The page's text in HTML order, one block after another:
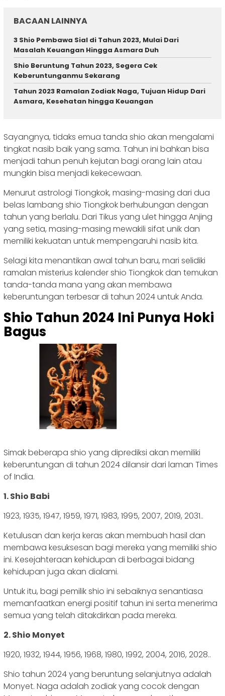
BACAAN LAINNYA
3 Shio Pembawa Sial di Tahun 2023, Mulai Dari
Masalah Keuangan Hingga Asmara Duh
Shio Beruntung Tahun 2023, Segera Cek
Keberuntunganmu Sekarang
Tahun 2023 Ramalan Zodiak Naga, Tujuan Hidup Dari
Asmara, Kesehatan hingga Keuangan
Sayangnya, tidaks emua tanda shio akan mengalami
tingkat nasib baik yang sama. Tahun ini bahkan bisa
menjadi tahun penuh kejutan bagi orang lain atau
mungkin bisa menjadi kekecewaan.
Menurut astrologi Tiongkok, masing-masing dari dua
belas lambang shio Tiongkok berhubungan dengan
tahun yang berlalu. Dari Tikus yang ulet hingga Anjing
yang setia, masing-masing mewakili sifat unik dan
memiliki kekuatan untuk mempengaruhi nasib kita.
Selagi kita menantikan awal tahun baru, mari selidiki
ramalan misterius kalender shio Tiongkok dan temukan
tanda-tanda mana yang akan membawa
keberuntungan terbesar di tahun 2024 untuk Anda.
Shio Tahun 2024 Ini Punya Hoki
Bagus
Simak beberapa shio yang diprediksi akan memiliki
keberuntungan di tahun 2024 dilansir dari laman Times
of India.
1. Shio Babi
1923, 1935, 1947, 1959, 1971, 1983, 1995, 2007, 2019, 2031..
Ketulusan dan kerja keras akan membuah hasil dan
membawa kesuksesan bagi mereka yang memiliki shio
ini. Kesejahteraan kehidupan di berbagai bidang
kehidupan juga akan dialami.
Untuk itu, bagi pemilik shio ini sebaiknya senantiasa
memanfaatkan energi positif tahun ini serta menerima
semua yang telah ditakdirkan pada mereka.
2. Shio Monyet
1920, 1932, 1944, 1956, 1968, 1980, 1992, 2004, 2016, 2028..
Shio tahun 2024 yang beruntung selanjutnya adalah
Monyet. Naga adalah zodiak yang cocok dengan